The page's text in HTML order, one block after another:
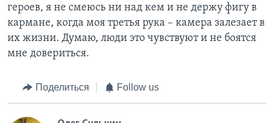
героев, я не смеюсь ни над кем и не держу фигу в
кармане, когда моя третья рука – камера залезает в
их жизни. Думаю, люди это чувствуют и не боятся
мне довериться.
Поделиться Follow us